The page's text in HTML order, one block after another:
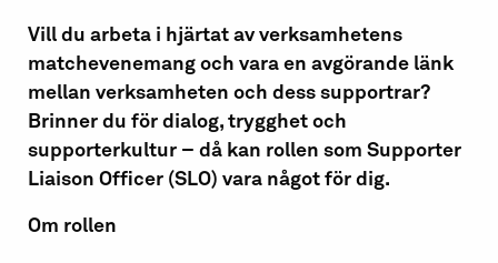
Vill du arbeta i hjärtat av verksamhetens
matchevenemang och vara en avgörande länk
mellan verksamheten och dess supportrar?
Brinner du för dialog, trygghet och
supporterkultur – då kan rollen som Supporter
Liaison Officer (SLO) vara något för dig.
Om rollen